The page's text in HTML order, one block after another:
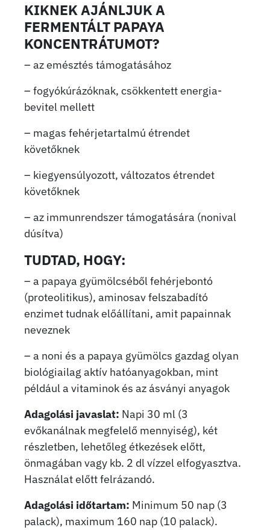
KIKNEK AJÁNLJUK A
FERMENTÁLT PAPAYA
KONCENTRÁTUMOT?
– az emésztés támogatásához
– fogyókúrázóknak, csökkentett energia-
bevitel mellett
– magas fehérjetartalmú étrendet
követőknek
– kiegyensúlyozott, változatos étrendet
követőknek
– az immunrendszer támogatására (nonival
dúsítva)
TUDTAD, HOGY:
– a papaya gyümölcséből fehérjebontó
(proteolitikus), aminosav felszabadító
enzimet tudnak előállítani, amit papainnak
neveznek
– a noni és a papaya gyümölcs gazdag olyan
biológiailag aktív hatóanyagokban, mint
például a vitaminok és az ásványi anyagok
Adagolási javaslat: Napi 30 ml (3
evőkanálnak megfelelő mennyiség), két
részletben, lehetőleg étkezések előtt,
önmagában vagy kb. 2 dl vízzel elfogyasztva.
Használat előtt felrázandó.
Adagolási időtartam: Minimum 50 nap (3
palack), maximum 160 nap (10 palack).